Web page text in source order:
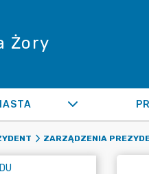
Żory
ZARZĄDZENIA